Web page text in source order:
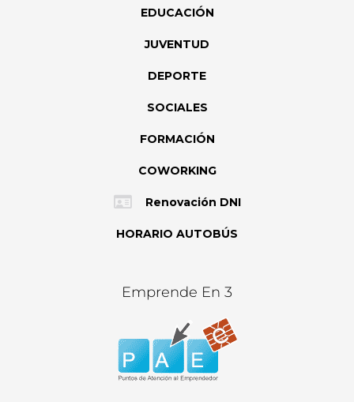
EDUCACIÓN
JUVENTUD
DEPORTE
SOCIALES
FORMACIÓN
COWORKING
Renovación DNI
HORARIO AUTOBÚS
Emprende En 3